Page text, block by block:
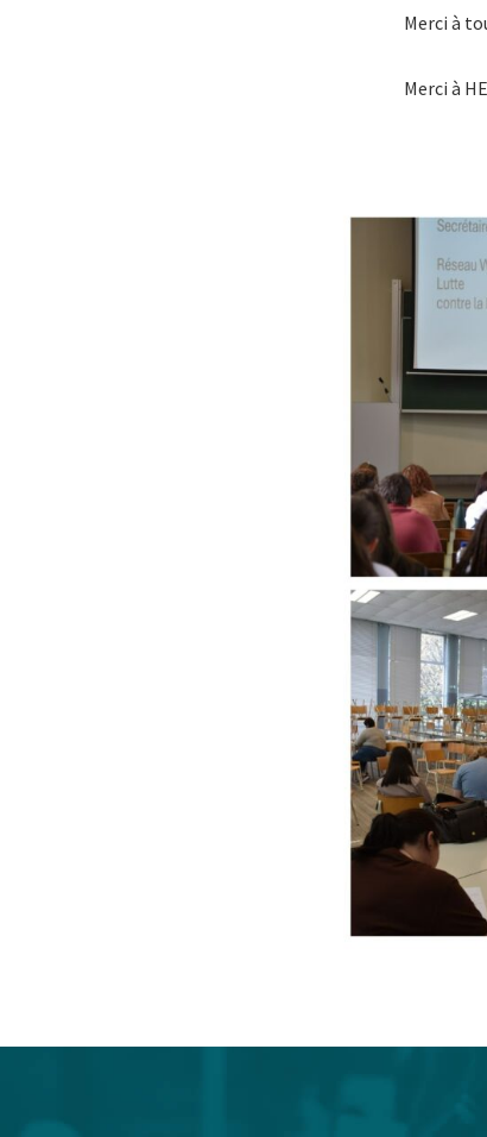
Merci à
Merci à